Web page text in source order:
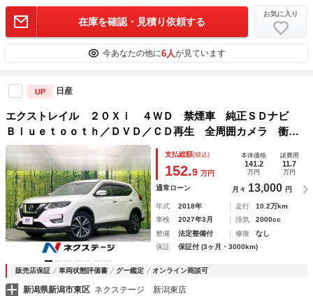
在庫を確認・見積り依頼する
お気に入り
今あなたの他に6人が見ています
UP 日産
エクストレイル ２０Ｘｉ ４ＷＤ 禁煙車 純正ＳＤナビ
Ｂｌｕｅｔｏｏｔｈ／ＤＶＤ／ＣＤ再生 全周囲カメラ 衝突
軽減装置 クリアランスソナー 電動リアゲート オートハイ
ビーム ＬＥＤヘッド／フォグ 純正１８インチアルミ
支払総額(税込)
152.9 万円
本体価格
141.2
万円
諸費用
11.7
万円
通常ローン 月々 13,000 円
年式 2018年 走行
10.2万km
車検
2027年3月 排気
2000cc
整備
法定整備付 修復
なし
保証
保証付 (3ヶ月・3000km)
販売店保証 車両状態評価書 グー鑑定 オンライン商談可
新潟県新潟市東区 ネクステージ 新潟東店